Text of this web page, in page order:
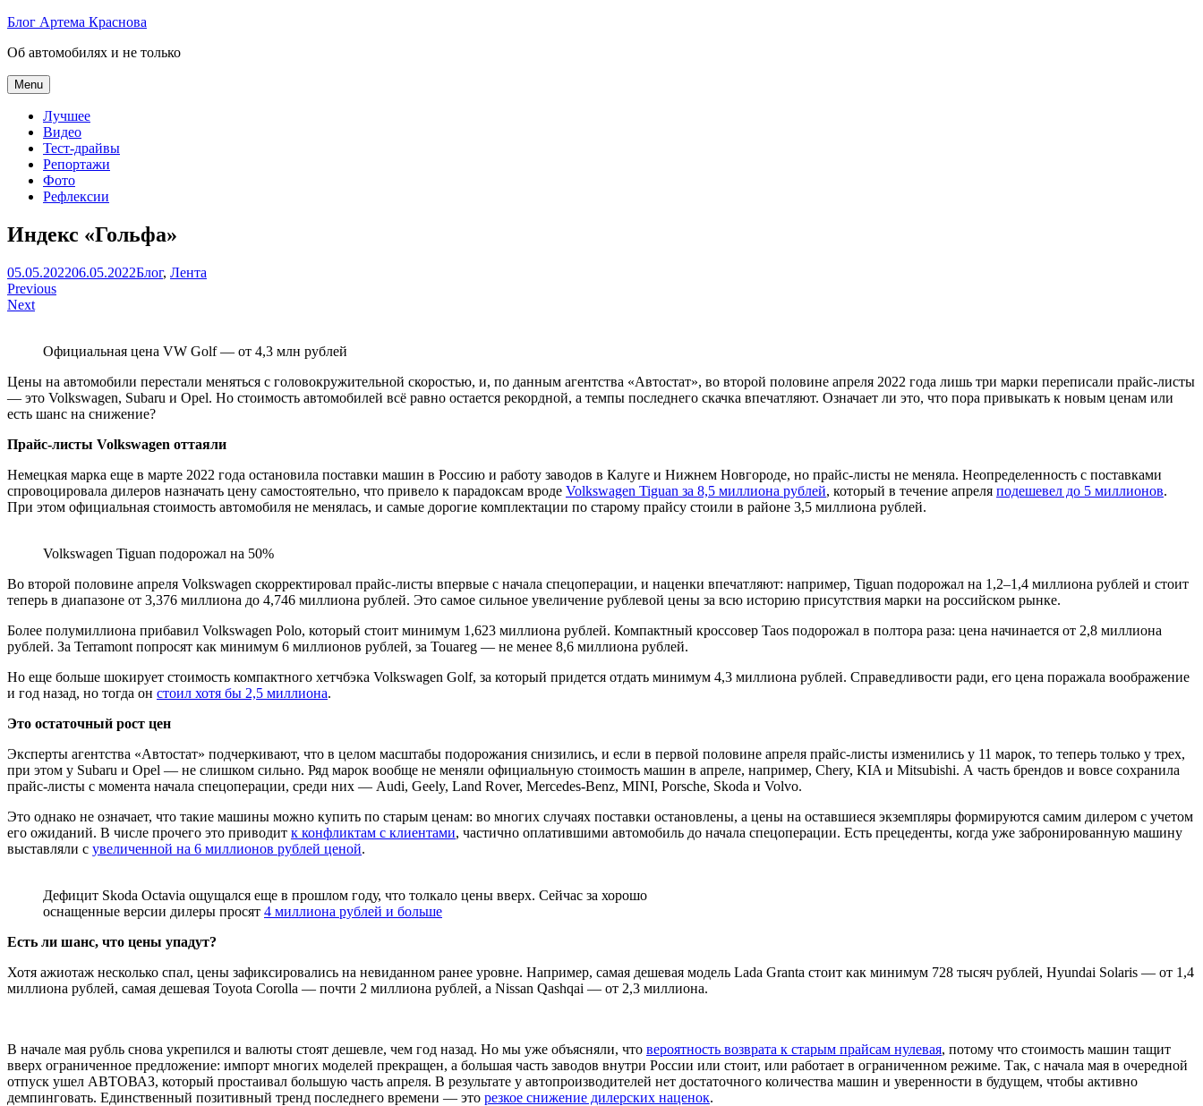
Skip
content
Блог Артема Краснова
Об автомобилях и не только
Menu
Лучшее
Видео
Тест-драйвы
Репортажи
Фото
Рефлексии
Индекс «Гольфа»
Артем
Краснов
05.05.202206.05.2022Блог, Лента
Навигация
по
Previous
Next
Официальная цена VW Golf — от 4,3 млн рублей
Цены на автомобили перестали меняться с головокружительной скоростью, и, по данным агентства «Автостат», во второй половине апреля 2022 года лишь три марки переписали прайс-листы
— это Volkswagen, Subaru и Opel. Но стоимость автомобилей всё равно остается рекордной, а темпы последнего скачка впечатляют. Означает ли это, что пора привыкать к новым ценам или
есть шанс на снижение?
Прайс-листы Volkswagen оттаяли
Немецкая марка еще в марте 2022 года остановила поставки машин в Россию и работу заводов в Калуге и Нижнем Новгороде, но прайс-листы не меняла. Неопределенность с поставками
спровоцировала дилеров назначать цену самостоятельно, что привело к парадоксам вроде Volkswagen Tiguan за 8,5 миллиона рублей, который в течение апреля подешевел до 5 миллионов.
При этом официальная стоимость автомобиля не менялась, и самые дорогие комплектации по старому прайсу стоили в районе 3,5 миллиона рублей.
Volkswagen Tiguan подорожал на 50%
Во второй половине апреля Volkswagen скорректировал прайс-листы впервые с начала спецоперации, и наценки впечатляют: например, Tiguan подорожал на 1,2–1,4 миллиона рублей и стоит
теперь в диапазоне от 3,376 миллиона до 4,746 миллиона рублей. Это самое сильное увеличение рублевой цены за всю историю присутствия марки на российском рынке.
Более полумиллиона прибавил Volkswagen Polo, который стоит минимум 1,623 миллиона рублей. Компактный кроссовер Taos подорожал в полтора раза: цена начинается от 2,8 миллиона
рублей. За Terramont попросят как минимум 6 миллионов рублей, за Touareg — не менее 8,6 миллиона рублей.
Но еще больше шокирует стоимость компактного хетчбэка Volkswagen Golf, за который придется отдать минимум 4,3 миллиона рублей. Справедливости ради, его цена поражала воображение
и год назад, но тогда он стоил хотя бы 2,5 миллиона.
Это остаточный рост цен
Эксперты агентства «Автостат» подчеркивают, что в целом масштабы подорожания снизились, и если в первой половине апреля прайс-листы изменились у 11 марок, то теперь только у трех,
при этом у Subaru и Opel — не слишком сильно. Ряд марок вообще не меняли официальную стоимость машин в апреле, например, Chery, KIA и Mitsubishi. А часть брендов и вовсе сохранила
прайс-листы с момента начала спецоперации, среди них — Audi, Geely, Land Rover, Mercedes-Benz, MINI, Porsche, Skoda и Volvo.
Это однако не означает, что такие машины можно купить по старым ценам: во многих случаях поставки остановлены, а цены на оставшиеся экземпляры формируются самим дилером с учетом
его ожиданий. В числе прочего это приводит к конфликтам с клиентами, частично оплатившими автомобиль до начала спецоперации. Есть прецеденты, когда уже забронированную машину
выставляли с увеличенной на 6 миллионов рублей ценой.
Дефицит Skoda Octavia ощущался еще в прошлом году, что толкало цены вверх. Сейчас за хорошо
оснащенные версии дилеры просят 4 миллиона рублей и больше
Есть ли шанс, что цены упадут?
Хотя ажиотаж несколько спал, цены зафиксировались на невиданном ранее уровне. Например, самая дешевая модель Lada Granta стоит как минимум 728 тысяч рублей, Hyundai Solaris — от 1,4
миллиона рублей, самая дешевая Toyota Corolla — почти 2 миллиона рублей, а Nissan Qashqai — от 2,3 миллиона.
В начале мая рубль снова укрепился и валюты стоят дешевле, чем год назад. Но мы уже объясняли, что вероятность возврата к старым прайсам нулевая, потому что стоимость машин тащит
вверх ограниченное предложение: импорт многих моделей прекращен, а большая часть заводов внутри России или стоит, или работает в ограниченном режиме. Так, с начала мая в очередной
отпуск ушел АВТОВАЗ, который простаивал большую часть апреля. В результате у автопроизводителей нет достаточного количества машин и уверенности в будущем, чтобы активно
демпинговать. Единственный позитивный тренд последнего времени — это резкое снижение дилерских наценок.